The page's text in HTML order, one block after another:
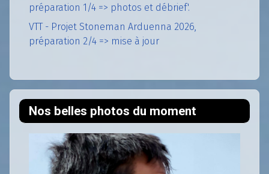
préparation 1/4 => photos et débrief'.
VTT - Projet Stoneman Arduenna 2026,
préparation 2/4 => mise à jour
Nos belles photos du moment